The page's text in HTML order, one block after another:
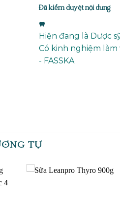
Đã kiểm duyệt nội dung
"
Hiện đang là Dược
Có kinh nghiệm
- FASSKA
TỰ